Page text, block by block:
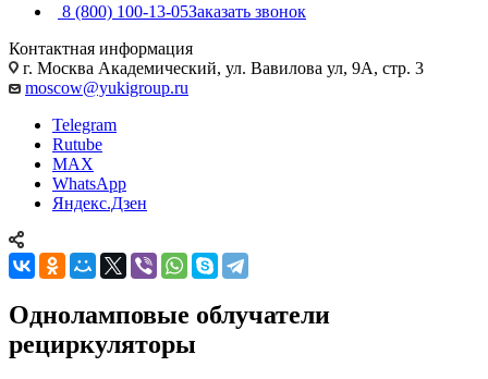
8 (800) 100-13-05Заказать звонок
Контактная информация
г. Москва Академический, ул. Вавилова ул, 9А, стр. 3
moscow@yukigroup.ru
Telegram
Rutube
MAX
WhatsApp
Яндекс.Дзен
Одноламповые облучатели
рециркуляторы